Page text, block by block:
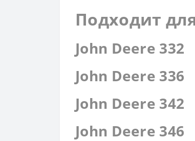
Подходит
John Deere 332
John Deere 336
John Deere 342
John Deere 346